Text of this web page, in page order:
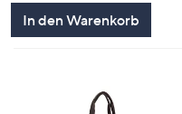
In den Warenkorb